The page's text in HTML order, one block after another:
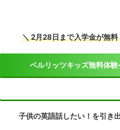
＼ 2月28日まで入学金が無料
ベルリッツキッズ無料体験
子供の英語話したい！を引き